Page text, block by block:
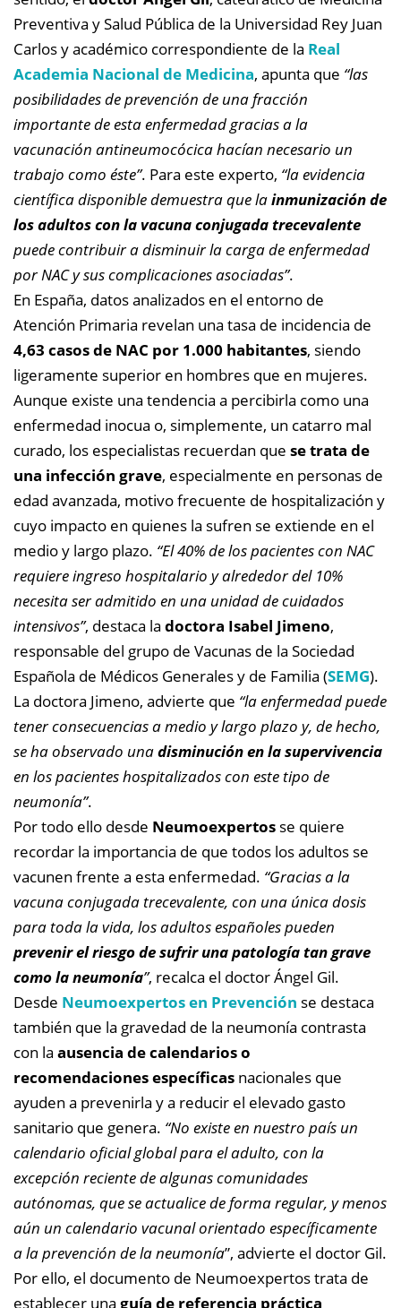
Preventiva y Salud Pública de la Universidad Rey Juan
Carlos y académico correspondiente de la Real
Academia Nacional de Medicina, apunta que “las
posibilidades de prevención de una fracción
importante de esta enfermedad gracias a la
vacunación antineumocócica hacían necesario un
trabajo como éste”. Para este experto, “la evidencia
científica disponible demuestra que lainmunización de
los adultos con la vacuna conjugada trecevalente
puede contribuir a disminuir la carga de enfermedad
por NAC y sus complicaciones asociadas”.
En España, datos analizados en el entorno de
Atención Primaria revelan una tasa de incidencia de
4,63 casos de NAC por 1.000 habitantes, siendo
ligeramente superior en hombres que en mujeres.
Aunque existe una tendencia a percibirla como una
enfermedad inocua o, simplemente, un catarro mal
curado, los especialistas recuerdan que se trata de
una infección grave, especialmente en personas de
edad avanzada, motivo frecuente de hospitalización y
cuyo impacto en quienes la sufren se extiende en el
medio y largo plazo. “El 40% de los pacientes con NAC
requiere ingreso hospitalario y alrededor del 10%
necesita ser admitido en una unidad de cuidados
intensivos”, destaca la doctora Isabel Jimeno,
responsable del grupo de Vacunas de la Sociedad
Española de Médicos Generales y de Familia (SEMG).
La doctora Jimeno, advierte que “la enfermedad puede
tener consecuencias a medio y largo plazo y, de hecho,
se ha observado unadisminución en la supervivencia
en los pacientes hospitalizados con este tipo de
neumonía”.
Por todo ello desde Neumoexpertos se quiere
recordar la importancia de que todos los adultos se
vacunen frente a esta enfermedad. “Gracias a la
vacuna conjugada trecevalente, con una única dosis
para toda la vida, los adultos españoles pueden
prevenir el riesgo de sufrir una patología tan grave
como la neumonía”, recalca el doctor Ángel Gil.
Desde Neumoexpertos en Prevención se destaca
también que la gravedad de la neumonía contrasta
con la ausencia de calendarios o
recomendaciones específicas nacionales que
ayuden a prevenirla y a reducir el elevado gasto
sanitario que genera. “No existe en nuestro país un
calendario oficial global para el adulto, con la
excepción reciente de algunas comunidades
autónomas, que se actualice de forma regular, y menos
aún un calendario vacunal orientado específicamente
a la prevención de la neumonía”, advierte el doctor Gil.
Por ello, el documento de Neumoexpertos trata de
establecer una guía de referencia práctica